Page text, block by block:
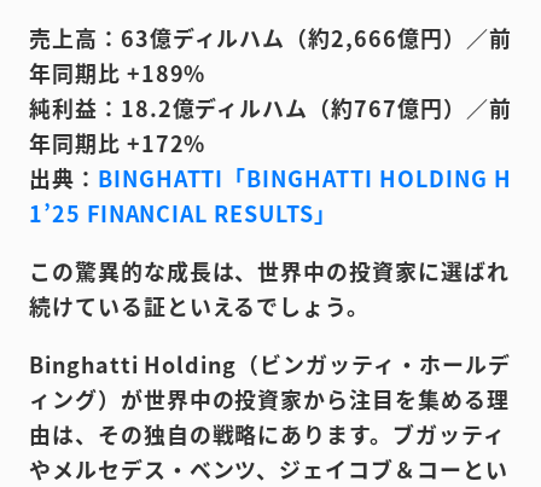
売上高：63億ディルハム（約2,666億円）／前
年同期比 +189%
純利益：18.2億ディルハム（約767億円）／前
年同期比 +172%
出典： BINGHATTI「BINGHATTI HOLDING H
1’25 FINANCIAL RESULTS」
この驚異的な成長は、世界中の投資家に選ばれ
続けている証といえるでしょう。
Binghatti Holding（ビンガッティ・ホールデ
ィング）が世界中の投資家から注目を集める理
由は、その独自の戦略にあります。ブガッティ
やメルセデス・ベンツ、ジェイコブ＆コーとい